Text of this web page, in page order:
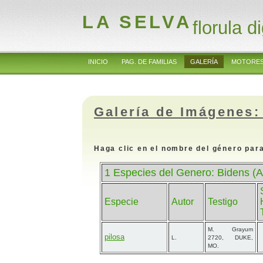
LA SELVAflorula
INICIO PAG. DE FAMILIAS GALERÍA
Galería de
Haga clic en el nombre del género
1 Especies del Genero: Bidens
Especie Autor Testigo
pilosa L.
M. Grayum
2720, DUKE,
MO.